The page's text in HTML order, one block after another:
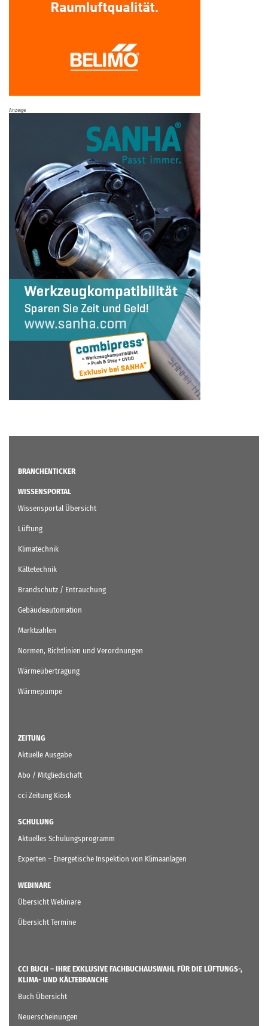
Anzeige
BRANCHENTICKER
WISSENSPORTAL
Wissensportal Übersicht
Lüftung
Klimatechnik
Kältetechnik
Brandschutz / Entrauchung
Gebäudeautomation
Marktzahlen
Normen, Richtlinien und Verordnungen
Wärmeübertragung
Wärmepumpe
ZEITUNG
Aktuelle Ausgabe
Abo / Mitgliedschaft
cci Zeitung Kiosk
SCHULUNG
Aktuelles Schulungsprogramm
Experten – Energetische Inspektion von Klimaanlagen
WEBINARE
Übersicht Webinare
Übersicht Termine
CCI BUCH – IHRE EXKLUSIVE FACHBUCHAUSWAHL FÜR DIE LÜFTUNGS-,
KLIMA- UND KÄLTEBRANCHE
Buch Übersicht
Neuerscheinungen